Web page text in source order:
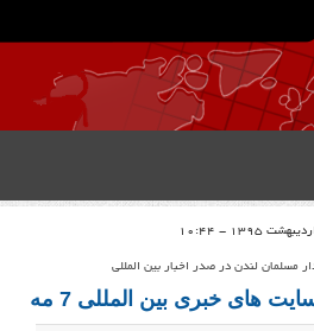
مسلمان لندن در صدر اخبار بین المللی
های خبری بین المللی 7 مه